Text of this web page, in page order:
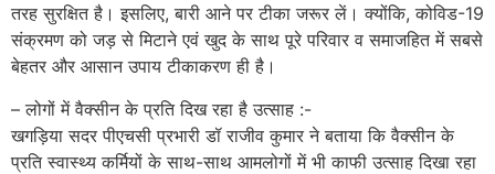
तरह सुरक्षित है। इसलिए, बारी आने पर टीका जरूर लें। क्योंकि, कोविड-19
संक्रमण को जड़ से मिटाने एवं खुद के साथ पूरे परिवार व समाजहित में सबसे
बेहतर और आसान उपाय टीकाकरण ही है।
– लोगों में वैक्सीन के प्रति दिख रहा है उत्साह :-
खगड़िया सदर पीएचसी प्रभारी डॉ राजीव कुमार ने बताया कि वैक्सीन के
प्रति स्वास्थ्य कर्मियों के साथ-साथ आमलोगों में भी काफी उत्साह दिखा रहा